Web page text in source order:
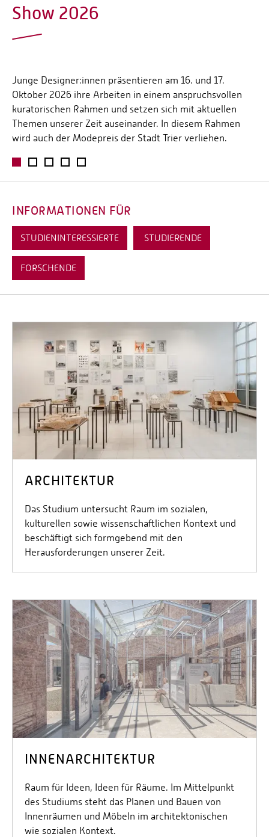
Show 2026
Junge Designer:innen präsentieren am 16. und 17.
Oktober 2026 ihre Arbeiten in einem anspruchsvollen
kuratorischen Rahmen und setzen sich mit aktuellen
Themen unserer Zeit auseinander. In diesem Rahmen
wird auch der Modepreis der Stadt Trier verliehen.
1 2 3 4 5
INFORMATIONEN FÜR
STUDIENINTERESSIERTE STUDIERENDE
FORSCHENDE
ARCHITEKTUR
Das Studium untersucht Raum im sozialen,
kulturellen sowie wissenschaftlichen Kontext und
beschäftigt sich formgebend mit den
Herausforderungen unserer Zeit.
INNENARCHITEKTUR
Raum für Ideen, Ideen für Räume. Im Mittelpunkt
des Studiums steht das Planen und Bauen von
Innenräumen und Möbeln im architektonischen
wie sozialen Kontext.